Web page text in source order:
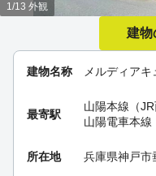
建物名称 メルディアキ
最寄駅
山陽本線（JR
山陽電車本線
所在地 兵庫県神戸市
1/13 外観
建物